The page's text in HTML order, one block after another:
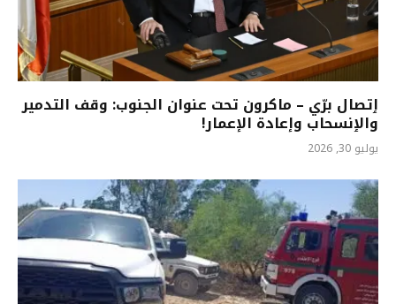
ٳتصال برّي – ماكرون تحت عنوان الجنوب: وقف التدمير
والٳنسحاب وإعادة الإعمار!
يوليو 30, 2026